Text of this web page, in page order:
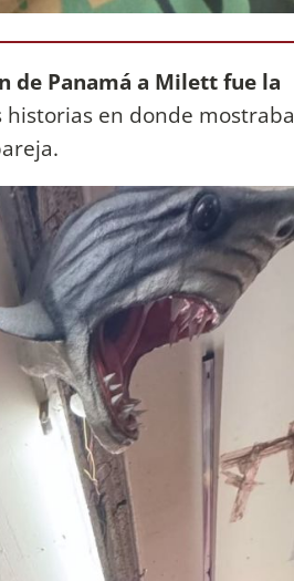
de Panamá a Milett fue la
historias en donde mostraba